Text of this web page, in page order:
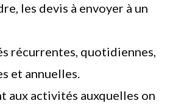
les devis à envoyer à un
récurrentes, quotidiennes,
et annuelles.
aux activités auxquelles on